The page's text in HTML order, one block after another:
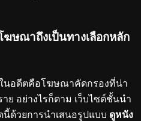
ษณาถึงเป็นทางเลือกหลัก
นอดีตคือโฆษณาคัดกรองที่น่า
ย อย่างไรก็ตาม เว็บไซต์ชั้นนำ
ด้วยการนำเสนอรูปแบบ ดูหนัง